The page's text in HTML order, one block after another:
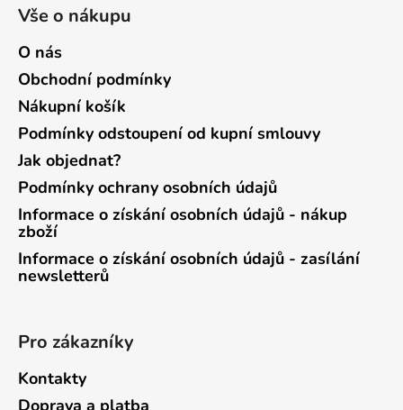
Vše o nákupu
O nás
Obchodní podmínky
Nákupní košík
Podmínky odstoupení od kupní smlouvy
Jak objednat?
Podmínky ochrany osobních údajů
Informace o získání osobních údajů - nákup
zboží
Informace o získání osobních údajů - zasílání
newsletterů
Pro zákazníky
Kontakty